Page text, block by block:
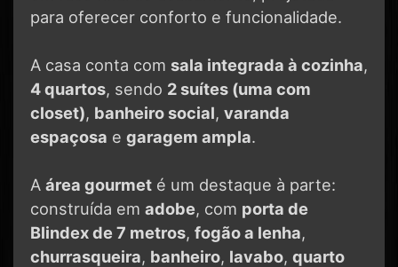
para oferecer conforto e funcionalidade.
A casa conta com sala integrada à cozinha,
4 quartos, sendo 2 suítes (uma com
closet), banheiro social, varanda
espaçosa e garagem ampla.
A área gourmet é um destaque à parte:
construída em adobe, com porta de
Blindex de 7 metros, fogão a lenha,
churrasqueira, banheiro, lavabo, quarto